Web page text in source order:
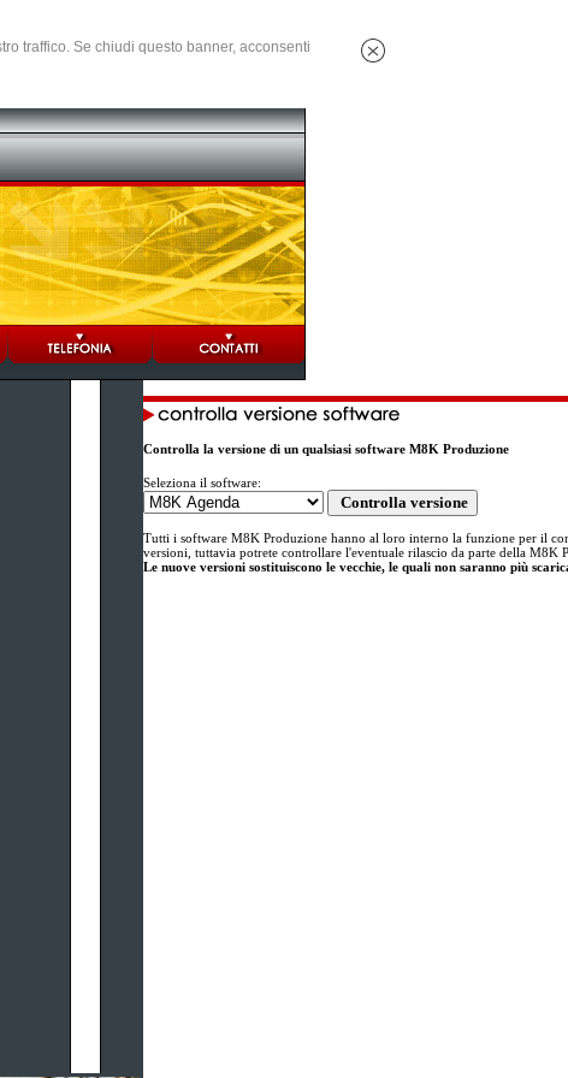
traffico. Se chiudi questo banner, acconsenti
Controlla la versione di un qualsiasi software M8K Produzione
Seleziona il software:
Tutti i software M8K Produzione hanno al loro interno la funzione per il
versioni, tuttavia potrete controllare l'eventuale rilascio da parte della M8K
Le nuove versioni sostituiscono le vecchie, le quali non saranno più